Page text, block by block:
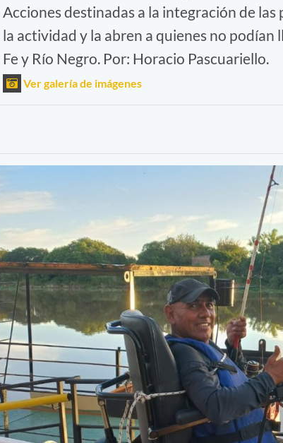
Acciones destinadas a la integración de
la actividad y la abren a quienes no podían
Fe y Río Negro. Por: Horacio Pascuariello.
Ver galería de imágenes